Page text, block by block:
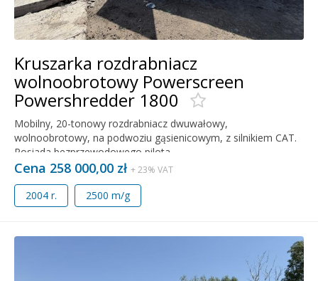
Kruszarka rozdrabniacz
wolnoobrotowy Powerscreen
Powershredder 1800
Mobilny, 20-tonowy rozdrabniacz dwuwałowy,
wolnoobrotowy, na podwoziu gąsienicowym, z silnikiem CAT.
Posiada bezprzewodowego pilota.
Cena 258 000,00 zł + 23% VAT
2004 r. 2500 m/g